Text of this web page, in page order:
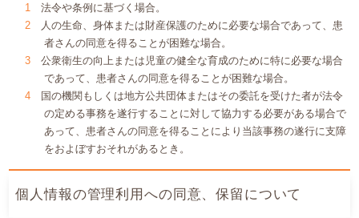
法令や条例に基づく場合。
人の生命、身体または財産保護のために必要な場合であって、患
者さんの同意を得ることが困難な場合。
公衆衛生の向上または児童の健全な育成のために特に必要な場合
であって、患者さんの同意を得ることが困難な場合。
国の機関もしくは地方公共団体またはその委託を受けた者が法令
の定める事務を遂行することに対して協力する必要がある場合で
あって、患者さんの同意を得ることにより当該事務の遂行に支障
をおよぼすおそれがあるとき。
個人情報の管理利用への同意、保留について